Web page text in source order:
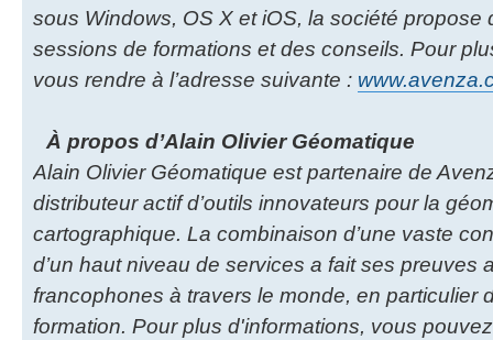
sous Windows, OS X et iOS, la société
sessions de formations et des conseils. Pour
vous rendre à l’adresse suivante :
À propos d’Alain Olivier Géomatique
Alain Olivier Géomatique est partenaire de
distributeur actif d’outils innovateurs pour la
cartographique. La combinaison d’une vaste
d’un haut niveau de services a fait ses preuves
francophones à travers le monde, en particulier
formation. Pour plus d'informations, vous